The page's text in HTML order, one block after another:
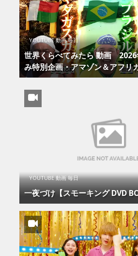
YOUTUBE 動画 毎日
世界くらべてみたら 動画 2026
み特別企画・アマゾン＆アフリ
YOUTUBE 動画 毎日
一夜づけ【スモーキング DVD